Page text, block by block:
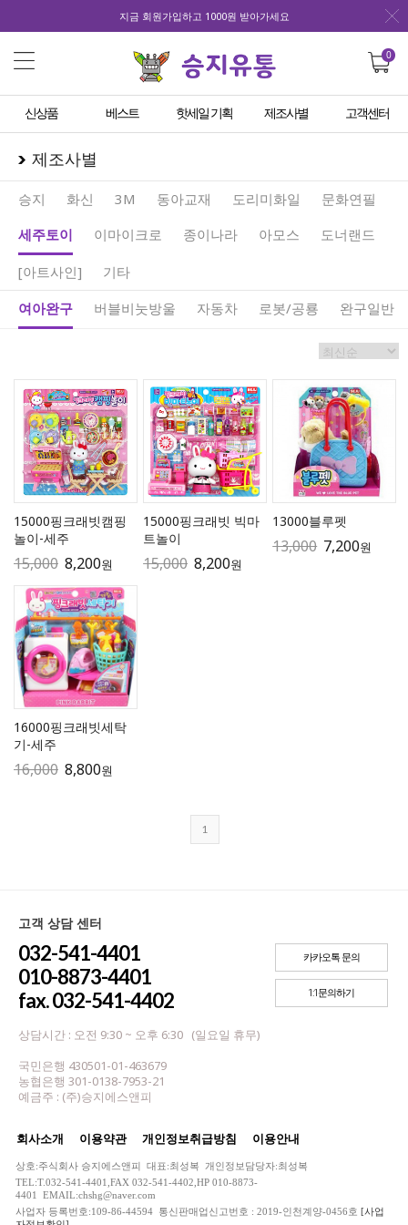
지금 회원가입하고 1000원 받아가세요
0
신상품 베스트 핫세일 기획 제조사별 고객센터
제조사별
승지 화신 3M 동아교재 도리미화일
문화연필
세주토이
이마이크로 종이나라 아모스 도너랜드
[아트사인]
기타
여아완구
버블비눗방울 자동차 로봇/공룡 완구일반
15000핑크래빗캠핑
놀이-세주
15,000 8,200원
15000핑크래빗 빅마
트놀이
15,000 8,200원
13000블루펫
13,000 7,200원
16000핑크래빗세탁
기-세주
16,000 8,800원
1
고객 상담 센터
032-541-4401
010-8873-4401
fax. 032-541-4402
상담시간 : 오전 9:30 ~ 오후 6:30 (일요일 휴무)
국민은행 430501-01-463679
농협은행 301-0138-7953-21
예금주 : (주)승지에스앤피
카카오톡 문의
1:1문의하기
회사소개 이용약관 개인정보취급방침 이용안내
상호:주식회사 승지에스앤피 대표:최성복 개인정보담당자:최성복
TEL:T.032-541-4401,FAX 032-541-4402,HP 010-8873-
4401 EMAIL:chshg@naver.com
사업자 등록번호:109-86-44594 통신판매업신고번호 : 2019-인천계양-0456호 [사업